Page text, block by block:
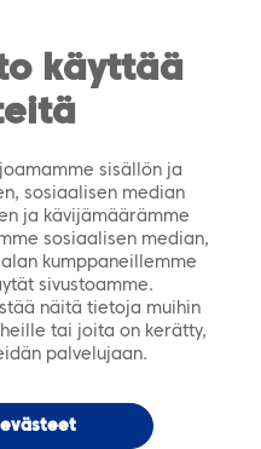
käyttää
sisällön ja
sosiaalisen median
ja kävijämäärämme
sosiaalisen median,
kumppaneillemme
sivustoamme.
näitä tietoja muihin
tai joita on kerätty,
palvelujaan.
FI SV
ja
on